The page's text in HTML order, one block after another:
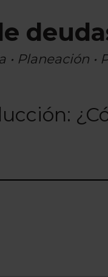
• Planeación •